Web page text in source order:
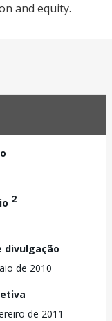
and equity.
2
divulgação
de 2010
de 2011